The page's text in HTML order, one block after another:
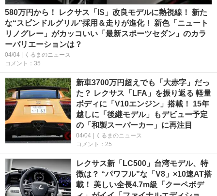
580万円から！ レクサス「IS」改良モデルに熱視線！ 新た
な“スピンドルグリル”採用＆走りが進化！ 新色「ニュート
リノグレー」がカッコいい「最新スポーツセダン」のカラ
ーバリエーションは？
04/04 | くるまのニュース
コメント：35
新車3700万円超えでも「大赤字」だっ
た？ レクサス「LFA」を振り返る 軽量
ボディに「V10エンジン」搭載！ 15年
越しに「後継モデル」もデビュー予定
の「和製スーパーカー」に再注目
04/04 | くるまのニュース
コメント：25
レクサス新「LC500」台湾モデル、特
徴は？ “パワフル”な「V8」×10速AT搭
載！ 美しい全長4.7m級「クーペボデ